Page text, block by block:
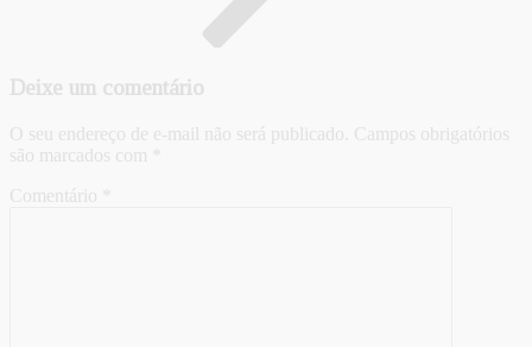
Deixe um comentário
O seu endereço de e-mail não será publicado. Campos obrigatórios
são marcados com
Comentário